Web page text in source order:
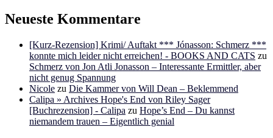
Neueste Kommentare
[Kurz-Rezension] Krimi/ Auftakt *** Jónasson: Schmerz ***
konnte mich leider nicht erreichen! - BOOKS AND CATS zu
Schmerz von Jon Atli Jonasson – Interessante Ermittler, aber
nicht genug Spannung
Nicole zu Die Kammer von Will Dean – Beklemmend
Calipa » Archives Hope's End von Riley Sager
[Buchrezension] - Calipa zu Hope’s End – Du kannst
niemandem trauen – Eigentlich genial